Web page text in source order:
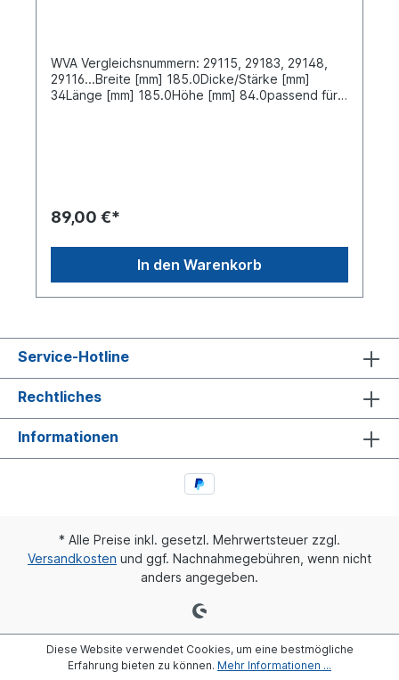
WVA Vergleichsnummern: 29115, 29183, 29148,
29116...Breite [mm] 185.0Dicke/Stärke [mm]
34Länge [mm] 185.0Höhe [mm] 84.0passend für
Mercedes-Benz -> AtegoPrüfzeichen: E9 90R-
original Mercedes- Benz Bremsbelag, sondern um
ein baugleiches Produkt!
89,00 €*
In den Warenkorb
Service-Hotline
Rechtliches
Informationen
* Alle Preise inkl. gesetzl. Mehrwertsteuer zzgl.
Versandkosten und ggf. Nachnahmegebühren, wenn nicht
anders angegeben.
Diese Website verwendet Cookies, um eine bestmögliche
Erfahrung bieten zu können. Mehr Informationen ...